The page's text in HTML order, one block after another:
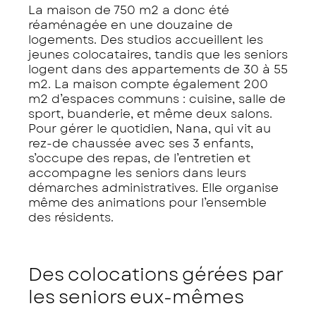
La maison de 750 m2 a donc été
réaménagée en une douzaine de
logements. Des studios accueillent les
jeunes colocataires, tandis que les seniors
logent dans des appartements de 30 à 55
m2. La maison compte également 200
m2 d’espaces communs : cuisine, salle de
sport, buanderie, et même deux salons.
Pour gérer le quotidien, Nana, qui vit au
rez-de chaussée avec ses 3 enfants,
s’occupe des repas, de l’entretien et
accompagne les seniors dans leurs
démarches administratives. Elle organise
même des animations pour l’ensemble
des résidents.
Des colocations gérées par
les seniors eux-mêmes